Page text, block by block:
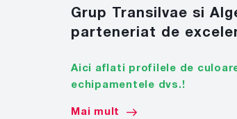
Grup Transilvae si
parteneriat de
Aici aflati profilele de
echipamentele dvs.!
Mai mult